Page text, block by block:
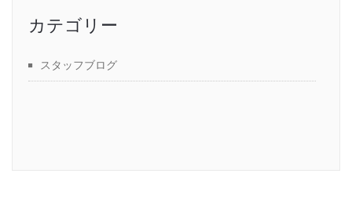
カテゴリー
スタッフブログ